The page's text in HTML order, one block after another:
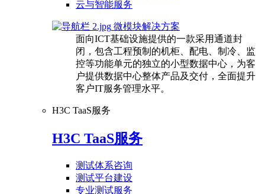
云与智能服务
微模块解决方案
面向ICT基础设施提供的一款采用通道封
闭，包含工程预制的机柜、配电、制冷、监
控等功能单元的独立的小型数据中心，为客
户提供数据中心整体产品及交付，全面提升
客户IT服务管理水平。
H3C TaaS服务
H3C TaaS服务
测试体系咨询
测试平台建设
专业测试服务